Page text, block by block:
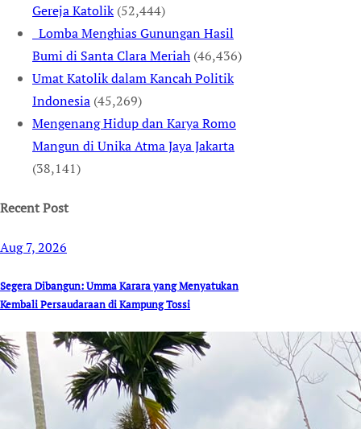
Gereja Katolik (52,444)
Lomba Menghias Gunungan Hasil
Bumi di Santa Clara Meriah (46,436)
Umat Katolik dalam Kancah Politik
Indonesia (45,269)
Mengenang Hidup dan Karya Romo
Mangun di Unika Atma Jaya Jakarta
(38,141)
Recent Post
Aug 7, 2026
Segera Dibangun: Umma Karara yang Menyatukan
Kembali Persaudaraan di Kampung Tossi